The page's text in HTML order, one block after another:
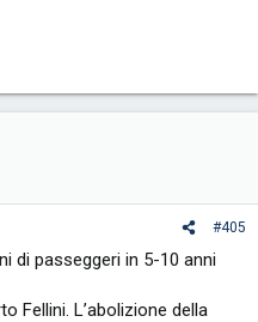
#405
di passeggeri in 5-10 anni
Fellini. L’abolizione della